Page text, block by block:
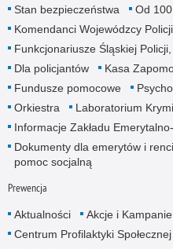
Stan bezpieczeństwa
Od
Komendanci Wojewódzcy
Funkcjonariusze Śląskiej
Dla policjantów
Kasa
Fundusze pomocowe
Orkiestra
Laboratorium
Informacje Zakładu
Dokumenty dla emerytów i
pomoc socjalną
Prewencja
Aktualności
Akcje i
Centrum Profilaktyki Społecznej